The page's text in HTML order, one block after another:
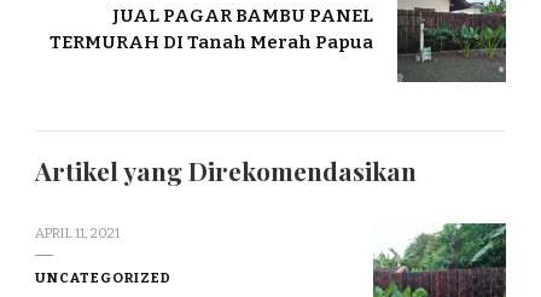
JUAL PAGAR BAMBU PANEL
TERMURAH DI Tanah Merah Papua
Artikel yang Direkomendasikan
APRIL 11, 2021
UNCATEGORIZED